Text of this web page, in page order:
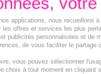
applications, nous recueillons
les offres et services les plus
publicités personnalisées et de
de vous faciliter le partage
vous pouvez sélectionner
choix à tout moment en cliquant